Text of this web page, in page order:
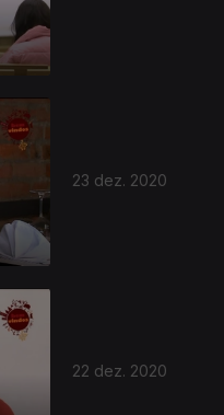
23 dez. 2020
22 dez. 2020